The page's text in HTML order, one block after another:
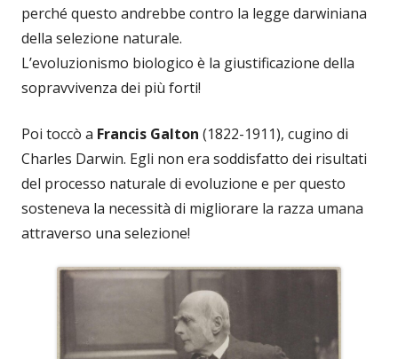
perché questo andrebbe contro la legge darwiniana
della selezione naturale.
L’evoluzionismo biologico è la giustificazione della
sopravvivenza dei più forti!
Poi toccò a Francis Galton (1822-1911), cugino di
Charles Darwin. Egli non era soddisfatto dei risultati
del processo naturale di evoluzione e per questo
sosteneva la necessità di migliorare la razza umana
attraverso una selezione!